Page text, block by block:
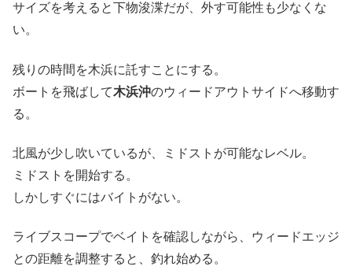
サイズを考えると下物浚渫だが、外す可能性も少なくな
い。
残りの時間を木浜に託すことにする。
ボートを飛ばして木浜沖のウィードアウトサイドへ移動す
る。
北風が少し吹いているが、ミドストが可能なレベル。
ミドストを開始する。
しかしすぐにはバイトがない。
ライブスコープでベイトを確認しながら、ウィードエッジ
との距離を調整すると、釣れ始める。